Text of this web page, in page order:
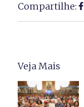
Compartilhe:
Veja Mais